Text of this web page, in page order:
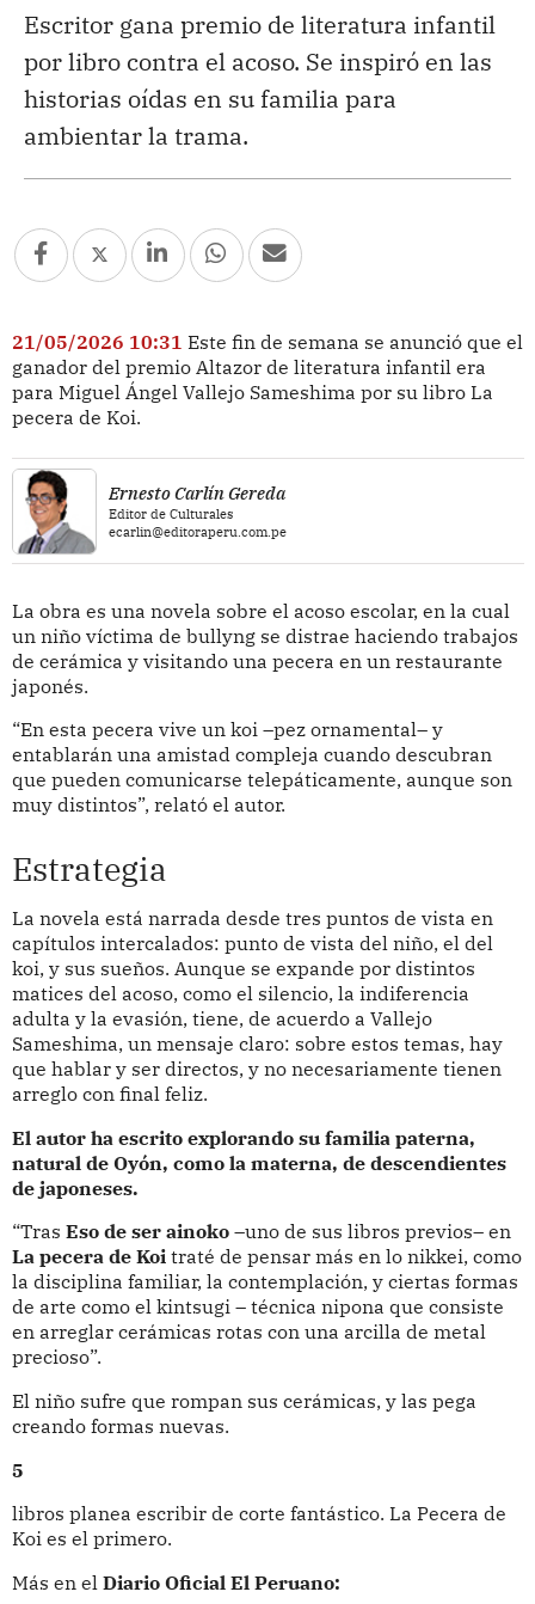
Escritor gana premio de literatura infantil
por libro contra el acoso. Se inspiró en las
historias oídas en su familia para
ambientar la trama.
21/05/2026 10:31 Este fin de semana se anunció que el
ganador del premio Altazor de literatura infantil era
para Miguel Ángel Vallejo Sameshima por su libro La
pecera de Koi.
Ernesto Carlín Gereda
Editor de Culturales
ecarlin@editoraperu.com.pe
La obra es una novela sobre el acoso escolar, en la cual
un niño víctima de bullyng se distrae haciendo trabajos
de cerámica y visitando una pecera en un restaurante
japonés.
“En esta pecera vive un koi –pez ornamental– y
entablarán una amistad compleja cuando descubran
que pueden comunicarse telepáticamente, aunque son
muy distintos”, relató el autor.
Estrategia
La novela está narrada desde tres puntos de vista en
capítulos intercalados: punto de vista del niño, el del
koi, y sus sueños. Aunque se expande por distintos
matices del acoso, como el silencio, la indiferencia
adulta y la evasión, tiene, de acuerdo a Vallejo
Sameshima, un mensaje claro: sobre estos temas, hay
que hablar y ser directos, y no necesariamente tienen
arreglo con final feliz.
El autor ha escrito explorando su familia paterna,
natural de Oyón, como la materna, de descendientes
de japoneses.
“Tras Eso de ser ainoko–uno de sus libros previos– en
La pecera de Koitraté de pensar más en lo nikkei, como
la disciplina familiar, la contemplación, y ciertas formas
de arte como el kintsugi – técnica nipona que consiste
en arreglar cerámicas rotas con una arcilla de metal
precioso”.
El niño sufre que rompan sus cerámicas, y las pega
creando formas nuevas.
5
libros planea escribir de corte fantástico. La Pecera de
Koi es el primero.
Más en el Diario Oficial El Peruano: